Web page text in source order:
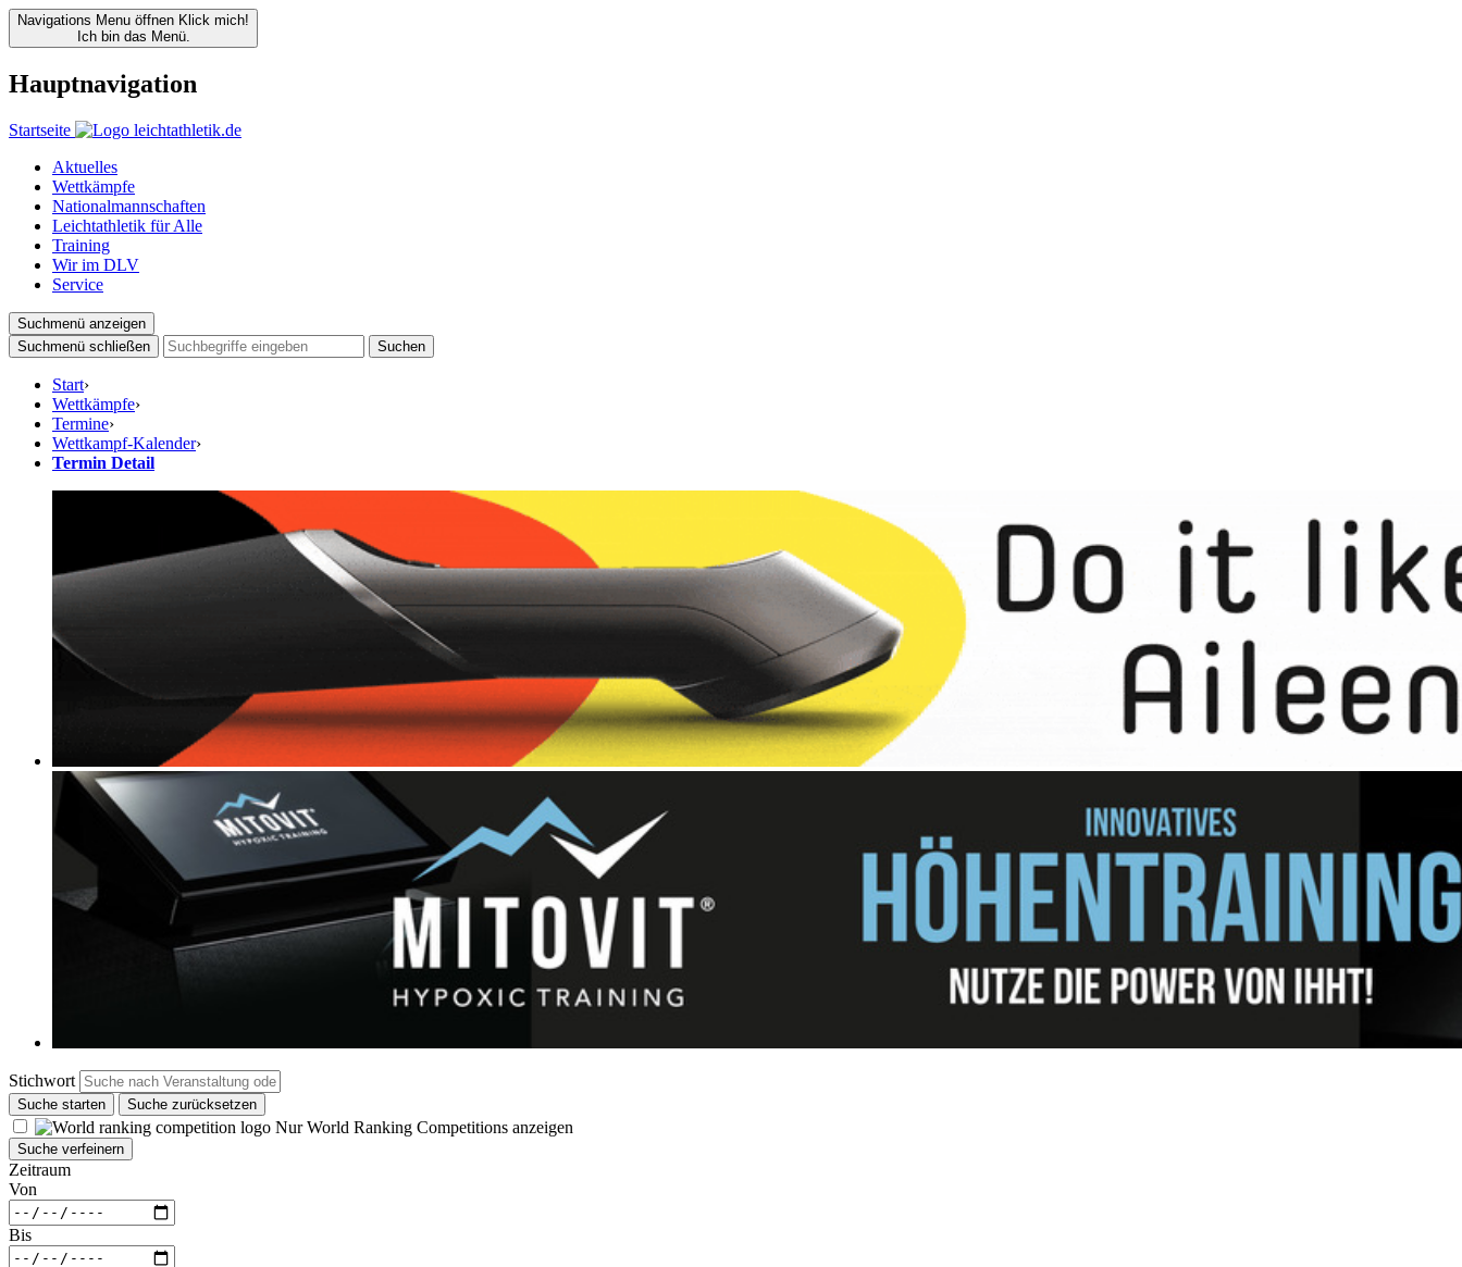
Navigations Menu öffnen Klick mich!
Ich bin das Menü.
Hauptnavigation
Startseite
Aktuelles
Wettkämpfe
Nationalmannschaften
Leichtathletik für Alle
Training
Wir im DLV
Service
Suchmenü anzeigen
Suchmenü schließen
Suchen
Start›
Wettkämpfe›
Termine›
Wettkampf-Kalender›
Termin Detail
Stichwort
Suche starten Suche zurücksetzen
Nur World Ranking Competitions anzeigen
Suche verfeinern
Zeitraum
Von
Bis